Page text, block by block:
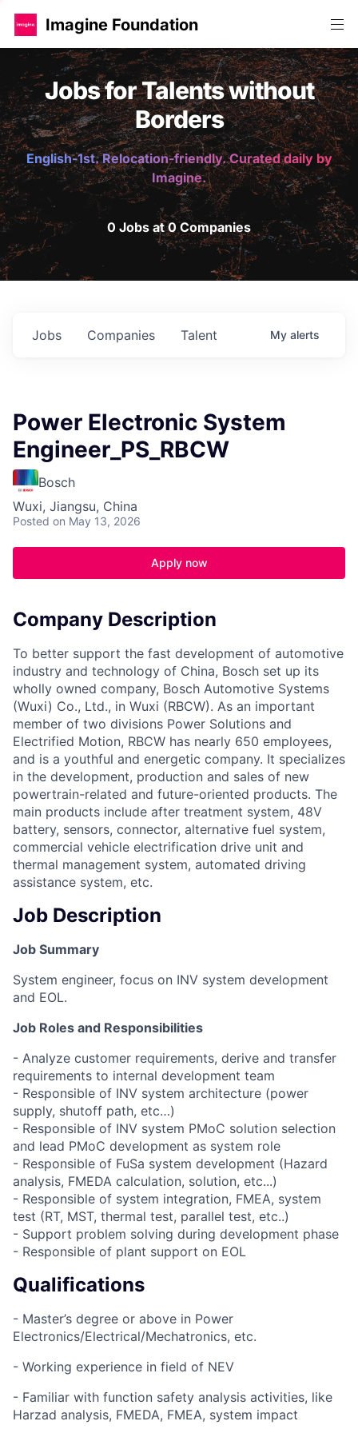
Imagine Foundation
Jobs for Talents without
Borders
English-1st. Relocation-friendly. Curated daily by
Imagine.
0 Jobs at 0 Companies
Jobs Companies Talent My alerts
Power Electronic System
Engineer_PS_RBCW
Bosch
Wuxi, Jiangsu, China
Posted on May 13, 2026
Apply now
Company Description
To better support the fast development of automotive
industry and technology of China, Bosch set up its
wholly owned company, Bosch Automotive Systems
(Wuxi) Co., Ltd., in Wuxi (RBCW). As an important
member of two divisions Power Solutions and
Electrified Motion, RBCW has nearly 650 employees,
and is a youthful and energetic company. It specializes
in the development, production and sales of new
powertrain-related and future-oriented products. The
main products include after treatment system, 48V
battery, sensors, connector, alternative fuel system,
commercial vehicle electrification drive unit and
thermal management system, automated driving
assistance system, etc.
Job Description
Job Summary
System engineer, focus on INV system development
and EOL.
Job Roles and Responsibilities
- Analyze customer requirements, derive and transfer
requirements to internal development team
- Responsible of INV system architecture (power
supply, shutoff path, etc…)
- Responsible of INV system PMoC solution selection
and lead PMoC development as system role
- Responsible of FuSa system development (Hazard
analysis, FMEDA calculation, solution, etc...)
- Responsible of system integration, FMEA, system
test (RT, MST, thermal test, parallel test, etc..)
- Support problem solving during development phase
- Responsible of plant support on EOL
Qualifications
- Master’s degree or above in Power
Electronics/Electrical/Mechatronics, etc.
- Working experience in field of NEV
- Familiar with function safety analysis activities, like
Harzad analysis, FMEDA, FMEA, system impact